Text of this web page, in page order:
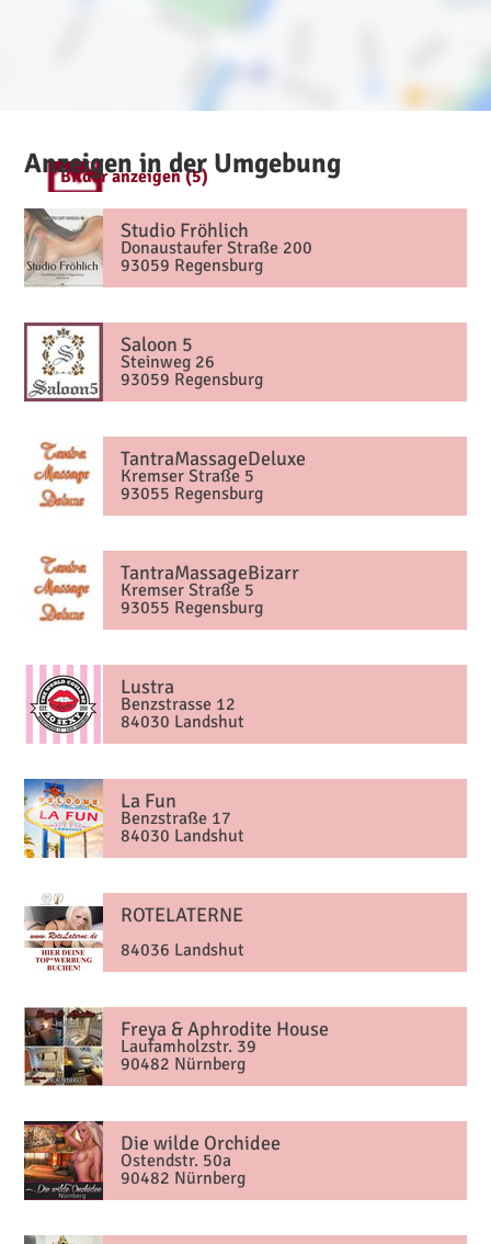
Bilder anzeigen (5)
Anzeigen in der Umgebung
Studio Fröhlich
Donaustaufer Straße 200
93059 Regensburg
Saloon 5
Steinweg 26
93059 Regensburg
TantraMassageDeluxe
Kremser Straße 5
93055 Regensburg
TantraMassageBizarr
Kremser Straße 5
93055 Regensburg
Lustra
Benzstrasse 12
84030 Landshut
La Fun
Benzstraße 17
84030 Landshut
ROTELATERNE
84036 Landshut
Freya & Aphrodite House
Laufamholzstr. 39
90482 Nürnberg
Die wilde Orchidee
Ostendstr. 50a
90482 Nürnberg